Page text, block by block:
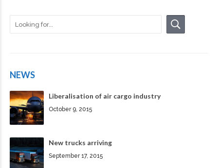
NEWS
Liberalisation of air cargo industry
October 9, 2015
New trucks arriving
September 17, 2015